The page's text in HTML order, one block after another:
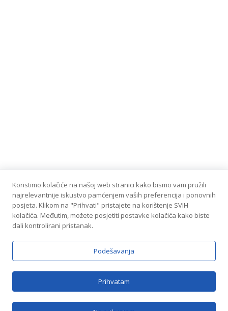
O nama
Koristimo kolačiće na našoj web stranici kako bismo vam pružili
najrelevantnije iskustvo pamćenjem vaših preferencija i ponovnih
posjeta. Klikom na "Prihvati" pristajete na korištenje SVIH
kolačića. Međutim, možete posjetiti postavke kolačića kako biste
dali kontrolirani pristanak.
Podešavanja
Prihvatam